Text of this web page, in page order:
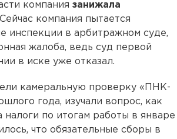
компания занижала
компания пытается
инспекции в арбитражном суде,
жалоба, ведь суд первой
в иске уже отказал.
камеральную проверку «ПНК-
года, изучали вопрос, как
налоги по итогам работы в январе
что обязательные сборы в